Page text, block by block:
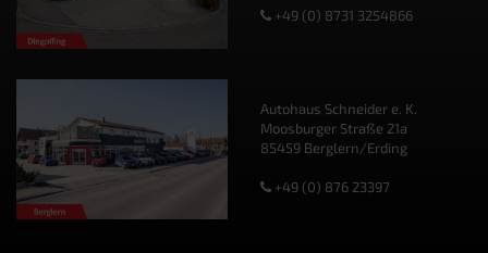
+49 (0) 8731 3254866
Autohaus Schneider e. K.
Moosburger Straße 21a
85459 Berglern/Erding
+49 (0) 876 23397